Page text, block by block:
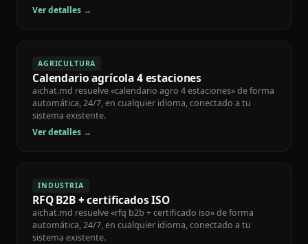
Ver detalles →
AGRICULTURA
Calendario agrícola 4 estaciones
aichat.md resuelve «calendario agro 4 estaciones» de forma
automática, 24/7, en cualquier idioma, conectado a tu
sistema existente.
Ver detalles →
INDUSTRIA
RFQ B2B + certificados ISO
aichat.md resuelve «rfq b2b + certificado iso» de forma
automática, 24/7, en cualquier idioma, conectado a tu
sistema existente.